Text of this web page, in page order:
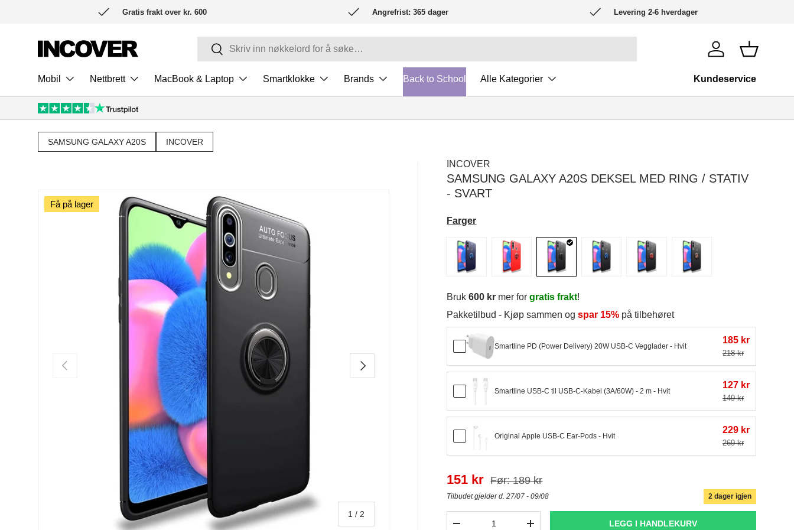
Gratis frakt over kr. 600 Angrefrist: 365 dager Levering 2-6 hverdager
Søk
Logg innKurv
Mobil Nettbrett MacBook & Laptop Smartklokke Brands Back to School Alle Kategorier Kundeservice
SAMSUNG GALAXY A20S INCOVER
FORRIGE
1 /av
2
NESTE
Få på lager
INCOVER
SAMSUNG GALAXY A20S DEKSEL MED RING / STATIV
- SVART
Farger
Bruk600 kr mer forgratis frakt!
Pakketilbud - Kjøp sammen ogspar 15% på tilbehøret
Smartline PD (Power Delivery) 20W USB-C Vegglader - Hvit
185 kr
218 kr
Smartline USB-C til USB-C-Kabel (3A/60W) - 2 m - Hvit
127 kr
149 kr
Original Apple USB-C Ear-Pods - Hvit
229 kr
269 kr
151 kr Før: 189 kr
Tilbudet gjelder d. 27/07 - 09/08 2 dager igjen
+ LEGG I HANDLEKURV